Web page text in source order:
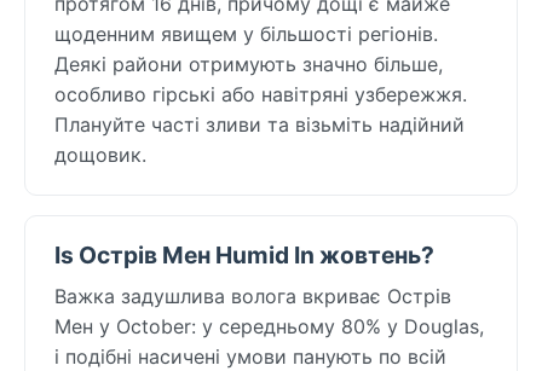
щоденним явищем у більшості регіонів.
Деякі райони отримують значно більше,
особливо гірські або навітряні узбережжя.
Плануйте часті зливи та візьміть надійний
дощовик.
Is Острів Мен Humid In жовтень?
Важка задушлива волога вкриває Острів
Мен у October: у середньому 80% у Douglas,
і подібні насичені умови панують по всій